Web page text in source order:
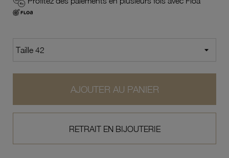
AJOUTER AU PANIER
RETRAIT EN BIJOUTERIE